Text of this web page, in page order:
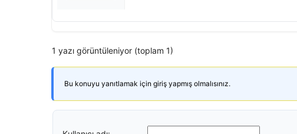
1 yazı görüntüleniyor (toplam 1)
Bu konuyu yanıtlamak için giriş yapmış olmalısınız.